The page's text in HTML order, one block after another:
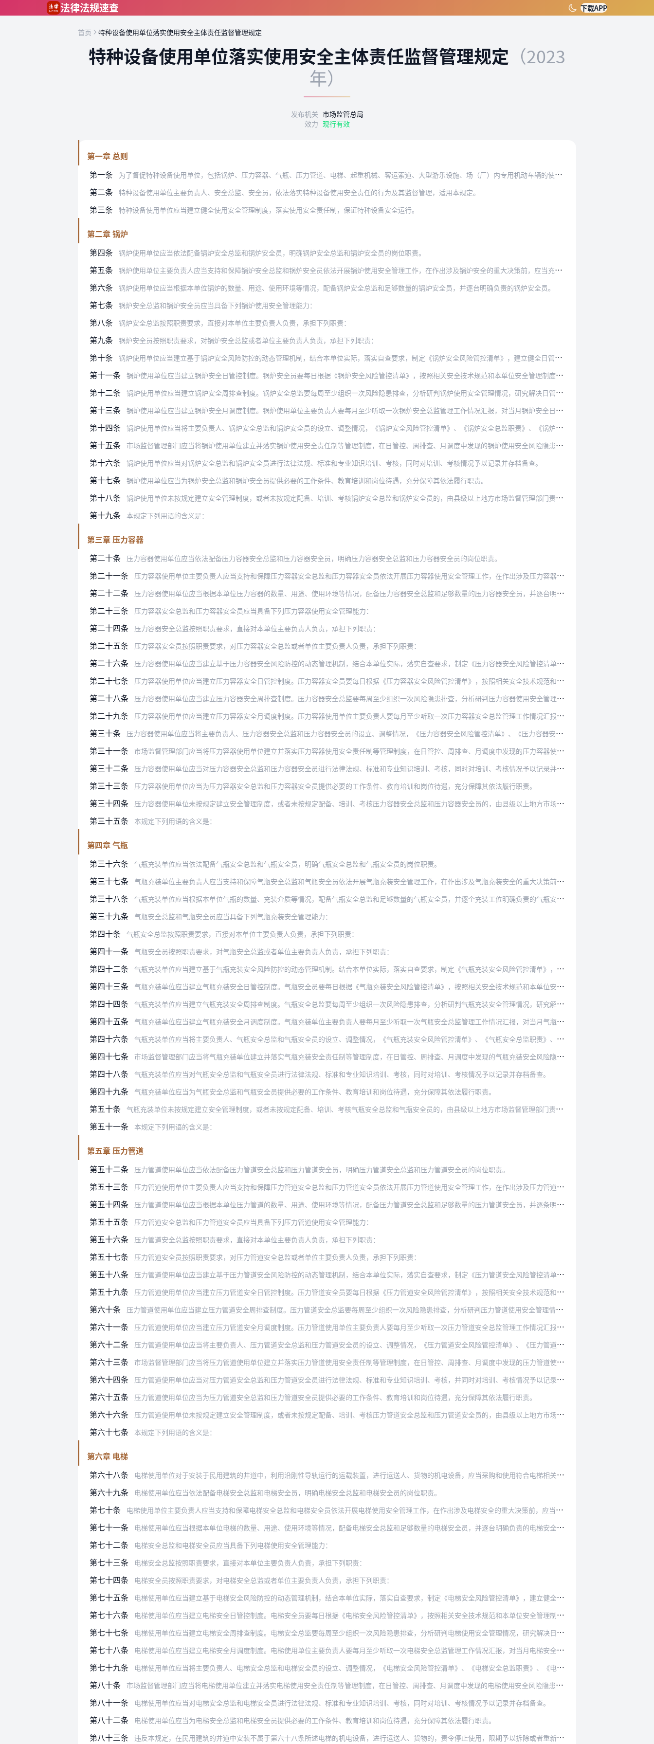
法律法规速查 下载APP
首页 特种设备使用单位落实使用安全主体责任监督管理规定
特种设备使用单位落实使用安全主体责任监督管理规定 （2023
年）
发布机关 市场监管总局
效力 现行有效
第一章 总则
第一条
为了督促特种设备使用单位，包括锅炉、压力容器、气瓶、压力管道、电梯、起重机械、客运索道、大型游乐设施、场（厂）内专用机动车辆的使用单位（以下简称使用单位），落实…
第二条 特种设备使用单位主要负责人、安全总监、安全员，依法落实特种设备使用安全责任的行为及其监督管理，适用本规定。
第三条 特种设备使用单位应当建立健全使用安全管理制度，落实使用安全责任制，保证特种设备安全运行。
第二章 锅炉
第四条
锅炉使用单位应当依法配备锅炉安全总监和锅炉安全员，明确锅炉安全总监和锅炉安全员的岗位职责。
第五条 锅炉使用单位主要负责人应当支持和保障锅炉安全总监和锅炉安全员依法开展锅炉使用安全管理工作，在作出涉及锅炉安全的重大决策前，应当充分听取锅炉安全总监和锅炉安全员的…
第六条 锅炉使用单位应当根据本单位锅炉的数量、用途、使用环境等情况，配备锅炉安全总监和足够数量的锅炉安全员，并逐台明确负责的锅炉安全员。
第七条 锅炉安全总监和锅炉安全员应当具备下列锅炉使用安全管理能力：
第八条 锅炉安全总监按照职责要求，直接对本单位主要负责人负责，承担下列职责：
第九条 锅炉安全员按照职责要求，对锅炉安全总监或者单位主要负责人负责，承担下列职责：
第十条 锅炉使用单位应当建立基于锅炉安全风险防控的动态管理机制，结合本单位实际，落实自查要求，制定《锅炉安全风险管控清单》，建立健全日管控、周排查、月调度工作制度和机制…
第十一条 锅炉使用单位应当建立锅炉安全日管控制度。锅炉安全员要每日根据《锅炉安全风险管控清单》，按照相关安全技术规范和本单位安全管理制度的要求，对投入使用的锅炉进行巡检，…
第十二条 锅炉使用单位应当建立锅炉安全周排查制度。锅炉安全总监要每周至少组织一次风险隐患排查，分析研判锅炉使用安全管理情况，研究解决日管控中发现的问题，形成《每周锅炉安全…
第十三条 锅炉使用单位应当建立锅炉安全月调度制度。锅炉使用单位主要负责人要每月至少听取一次锅炉安全总监管理工作情况汇报，对当月锅炉安全日常管理、风险隐患排查治理等情况进行…
第十四条 锅炉使用单位应当将主要负责人、锅炉安全总监和锅炉安全员的设立、调整情况，《锅炉安全风险管控清单》、《锅炉安全总监职责》、《锅炉安全员守则》以及锅炉安全总监、锅炉…
第十五条 市场监督管理部门应当将锅炉使用单位建立并落实锅炉使用安全责任制等管理制度，在日管控、周排查、月调度中发现的锅炉使用安全风险隐患以及整改情况作为监督检查的重要内容…
第十六条 锅炉使用单位应当对锅炉安全总监和锅炉安全员进行法律法规、标准和专业知识培训、考核，同时对培训、考核情况予以记录并存档备查。
第十七条 锅炉使用单位应当为锅炉安全总监和锅炉安全员提供必要的工作条件、教育培训和岗位待遇，充分保障其依法履行职责。
第十八条 锅炉使用单位未按规定建立安全管理制度，或者未按规定配备、培训、考核锅炉安全总监和锅炉安全员的，由县级以上地方市场监督管理部门责令改正并给予通报批评；拒不改正的，…
第十九条 本规定下列用语的含义是：
第三章 压力容器
第二十条
压力容器使用单位应当依法配备压力容器安全总监和压力容器安全员，明确压力容器安全总监和压力容器安全员的岗位职责。
第二十一条 压力容器使用单位主要负责人应当支持和保障压力容器安全总监和压力容器安全员依法开展压力容器使用安全管理工作，在作出涉及压力容器安全的重大决策前，应当充分听取压力容…
第二十二条 压力容器使用单位应当根据本单位压力容器的数量、用途、使用环境等情况，配备压力容器安全总监和足够数量的压力容器安全员，并逐台明确负责的压力容器安全员。
第二十三条 压力容器安全总监和压力容器安全员应当具备下列压力容器使用安全管理能力：
第二十四条 压力容器安全总监按照职责要求，直接对本单位主要负责人负责，承担下列职责：
第二十五条 压力容器安全员按照职责要求，对压力容器安全总监或者单位主要负责人负责，承担下列职责：
第二十六条 压力容器使用单位应当建立基于压力容器安全风险防控的动态管理机制，结合本单位实际，落实自查要求，制定《压力容器安全风险管控清单》，建立健全日管控、周排查、月调度工…
第二十七条 压力容器使用单位应当建立压力容器安全日管控制度。压力容器安全员要每日根据《压力容器安全风险管控清单》，按照相关安全技术规范和本单位安全管理制度的要求，对投入使用…
第二十八条 压力容器使用单位应当建立压力容器安全周排查制度。压力容器安全总监要每周至少组织一次风险隐患排查，分析研判压力容器使用安全管理情况，研究解决日管控中发现的问题，形…
第二十九条 压力容器使用单位应当建立压力容器安全月调度制度。压力容器使用单位主要负责人要每月至少听取一次压力容器安全总监管理工作情况汇报，对当月压力容器安全日常管理、风险隐…
第三十条 压力容器使用单位应当将主要负责人、压力容器安全总监和压力容器安全员的设立、调整情况，《压力容器安全风险管控清单》、《压力容器安全总监职责》、《压力容器安全员守则…
第三十一条 市场监督管理部门应当将压力容器使用单位建立并落实压力容器使用安全责任制等管理制度，在日管控、周排查、月调度中发现的压力容器使用安全风险隐患以及整改情况作为监督检…
第三十二条 压力容器使用单位应当对压力容器安全总监和压力容器安全员进行法律法规、标准和专业知识培训、考核，同时对培训、考核情况予以记录并存档备查。
第三十三条 压力容器使用单位应当为压力容器安全总监和压力容器安全员提供必要的工作条件、教育培训和岗位待遇，充分保障其依法履行职责。
第三十四条 压力容器使用单位未按规定建立安全管理制度，或者未按规定配备、培训、考核压力容器安全总监和压力容器安全员的，由县级以上地方市场监督管理部门责令改正并给予通报批评；…
第三十五条 本规定下列用语的含义是：
第四章 气瓶
第三十六条
气瓶充装单位应当依法配备气瓶安全总监和气瓶安全员，明确气瓶安全总监和气瓶安全员的岗位职责。
第三十七条 气瓶充装单位主要负责人应当支持和保障气瓶安全总监和气瓶安全员依法开展气瓶充装安全管理工作，在作出涉及气瓶充装安全的重大决策前，应当充分听取气瓶安全总监和气瓶安全…
第三十八条 气瓶充装单位应当根据本单位气瓶的数量、充装介质等情况，配备气瓶安全总监和足够数量的气瓶安全员，并逐个充装工位明确负责的气瓶安全员。
第三十九条 气瓶安全总监和气瓶安全员应当具备下列气瓶充装安全管理能力：
第四十条 气瓶安全总监按照职责要求，直接对本单位主要负责人负责，承担下列职责：
第四十一条 气瓶安全员按照职责要求，对气瓶安全总监或者单位主要负责人负责，承担下列职责：
第四十二条 气瓶充装单位应当建立基于气瓶充装安全风险防控的动态管理机制。结合本单位实际，落实自查要求，制定《气瓶充装安全风险管控清单》，建立健全日管控、周排查、月调度工作制…
第四十三条 气瓶充装单位应当建立气瓶充装安全日管控制度。气瓶安全员要每日根据《气瓶充装安全风险管控清单》，按照相关安全技术规范和本单位安全管理制度的要求，对气瓶进行巡检，形…
第四十四条 气瓶充装单位应当建立气瓶充装安全周排查制度。气瓶安全总监要每周至少组织一次风险隐患排查，分析研判气瓶充装安全管理情况，研究解决日管控中发现的问题，形成《每周气瓶…
第四十五条 气瓶充装单位应当建立气瓶充装安全月调度制度。气瓶充装单位主要负责人要每月至少听取一次气瓶安全总监管理工作情况汇报，对当月气瓶充装安全日常管理、风险隐患排查治理等…
第四十六条 气瓶充装单位应当将主要负责人、气瓶安全总监和气瓶安全员的设立、调整情况，《气瓶充装安全风险管控清单》、《气瓶安全总监职责》、《气瓶安全员守则》以及气瓶安全总监、…
第四十七条 市场监督管理部门应当将气瓶充装单位建立并落实气瓶充装安全责任制等管理制度，在日管控、周排查、月调度中发现的气瓶充装安全风险隐患以及整改情况作为监督检查的重要内容…
第四十八条 气瓶充装单位应当对气瓶安全总监和气瓶安全员进行法律法规、标准和专业知识培训、考核，同时对培训、考核情况予以记录并存档备查。
第四十九条 气瓶充装单位应当为气瓶安全总监和气瓶安全员提供必要的工作条件、教育培训和岗位待遇，充分保障其依法履行职责。
第五十条 气瓶充装单位未按规定建立安全管理制度，或者未按规定配备、培训、考核气瓶安全总监和气瓶安全员的，由县级以上地方市场监督管理部门责令改正并给予通报批评；拒不改正的，…
第五十一条 本规定下列用语的含义是：
第五章 压力管道
第五十二条
压力管道使用单位应当依法配备压力管道安全总监和压力管道安全员，明确压力管道安全总监和压力管道安全员的岗位职责。
第五十三条 压力管道使用单位主要负责人应当支持和保障压力管道安全总监和压力管道安全员依法开展压力管道使用安全管理工作，在作出涉及压力管道安全的重大决策前，应当充分听取压力管…
第五十四条 压力管道使用单位应当根据本单位压力管道的数量、用途、使用环境等情况，配备压力管道安全总监和足够数量的压力管道安全员，并逐条明确负责的压力管道安全员。
第五十五条 压力管道安全总监和压力管道安全员应当具备下列压力管道使用安全管理能力：
第五十六条 压力管道安全总监按照职责要求，直接对本单位主要负责人负责，承担下列职责：
第五十七条 压力管道安全员按照职责要求，对压力管道安全总监或者单位主要负责人负责，承担下列职责：
第五十八条 压力管道使用单位应当建立基于压力管道安全风险防控的动态管理机制，结合本单位实际，落实自查要求，制定《压力管道安全风险管控清单》，建立健全日管控、周排查、月调度工…
第五十九条 压力管道使用单位应当建立压力管道安全日管控制度。压力管道安全员要每日根据《压力管道安全风险管控清单》，按照相关安全技术规范和本单位安全管理制度的要求，对投入使用…
第六十条 压力管道使用单位应当建立压力管道安全周排查制度。压力管道安全总监要每周至少组织一次风险隐患排查，分析研判压力管道使用安全管理情况，研究解决日管控中发现的问题，形…
第六十一条 压力管道使用单位应当建立压力管道安全月调度制度。压力管道使用单位主要负责人要每月至少听取一次压力管道安全总监管理工作情况汇报，对当月压力管道安全日常管理、风险隐…
第六十二条 压力管道使用单位应当将主要负责人、压力管道安全总监和压力管道安全员的设立、调整情况，《压力管道安全风险管控清单》、《压力管道安全总监职责》、《压力管道安全员守则…
第六十三条 市场监督管理部门应当将压力管道使用单位建立并落实压力管道使用安全责任制等管理制度，在日管控、周排查、月调度中发现的压力管道使用安全风险隐患以及整改情况作为监督检…
第六十四条 压力管道使用单位应当对压力管道安全总监和压力管道安全员进行法律法规、标准和专业知识培训、考核，并同时对培训、考核情况予以记录并存档备查。
第六十五条 压力管道使用单位应当为压力管道安全总监和压力管道安全员提供必要的工作条件、教育培训和岗位待遇，充分保障其依法履行职责。
第六十六条 压力管道使用单位未按规定建立安全管理制度，或者未按规定配备、培训、考核压力管道安全总监和压力管道安全员的，由县级以上地方市场监督管理部门责令改正并给予通报批评；…
第六十七条 本规定下列用语的含义是：
第六章 电梯
第六十八条
电梯使用单位对于安装于民用建筑的井道中，利用沿刚性导轨运行的运载装置，进行运送人、货物的机电设备，应当采购和使用符合电梯相关安全技术规范和标准的电梯。
第六十九条 电梯使用单位应当依法配备电梯安全总监和电梯安全员，明确电梯安全总监和电梯安全员的岗位职责。
第七十条 电梯使用单位主要负责人应当支持和保障电梯安全总监和电梯安全员依法开展电梯使用安全管理工作，在作出涉及电梯安全的重大决策前，应当充分听取电梯安全总监和电梯安全员的…
第七十一条 电梯使用单位应当根据本单位电梯的数量、用途、使用环境等情况，配备电梯安全总监和足够数量的电梯安全员，并逐台明确负责的电梯安全员。
第七十二条 电梯安全总监和电梯安全员应当具备下列电梯使用安全管理能力：
第七十三条 电梯安全总监按照职责要求，直接对本单位主要负责人负责，承担下列职责：
第七十四条 电梯安全员按照职责要求，对电梯安全总监或者单位主要负责人负责，承担下列职责：
第七十五条 电梯使用单位应当建立基于电梯安全风险防控的动态管理机制，结合本单位实际，落实自查要求，制定《电梯安全风险管控清单》，建立健全日管控、周排查、月调度工作制度和机制…
第七十六条 电梯使用单位应当建立电梯安全日管控制度。电梯安全员要每日根据《电梯安全风险管控清单》，按照相关安全技术规范和本单位安全管理制度的要求，对投入使用的电梯进行巡检，…
第七十七条 电梯使用单位应当建立电梯安全周排查制度。电梯安全总监要每周至少组织一次风险隐患排查，分析研判电梯使用安全管理情况，研究解决日管控中发现的问题，形成《每周电梯安全…
第七十八条 电梯使用单位应当建立电梯安全月调度制度。电梯使用单位主要负责人要每月至少听取一次电梯安全总监管理工作情况汇报，对当月电梯安全日常管理、风险隐患排查治理等情况进行…
第七十九条 电梯使用单位应当将主要负责人、电梯安全总监和电梯安全员的设立、调整情况，《电梯安全风险管控清单》、《电梯安全总监职责》、《电梯安全员守则》以及电梯安全总监、电梯…
第八十条 市场监督管理部门应当将电梯使用单位建立并落实电梯使用安全责任制等管理制度，在日管控、周排查、月调度中发现的电梯使用安全风险隐患以及整改情况作为监督检查的重要内容…
第八十一条 电梯使用单位应当对电梯安全总监和电梯安全员进行法律法规、标准和专业知识培训、考核，同时对培训、考核情况予以记录并存档备查。
第八十二条 电梯使用单位应当为电梯安全总监和电梯安全员提供必要的工作条件、教育培训和岗位待遇，充分保障其依法履行职责。
第八十三条 违反本规定，在民用建筑的井道中安装不属于第六十八条所述电梯的机电设备，进行运送人、货物的，责令停止使用，限期予以拆除或者重新安装符合要求的电梯。逾期未改正的，由…